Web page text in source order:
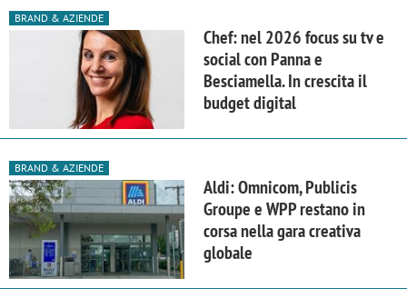
BRAND & AZIENDE
Chef: nel 2026 focus su tv e
social con Panna e
Besciamella. In crescita il
budget digital
BRAND & AZIENDE
Aldi: Omnicom, Publicis
Groupe e WPP restano in
corsa nella gara creativa
globale